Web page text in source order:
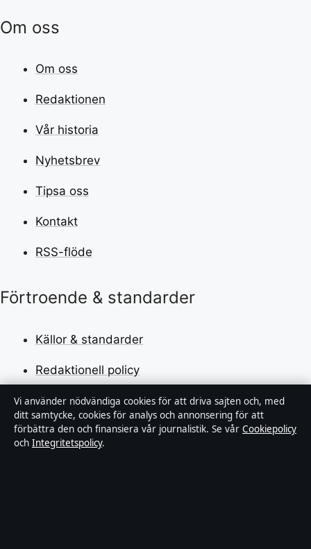
Om oss
Om oss
Redaktionen
Vår historia
Nyhetsbrev
Tipsa oss
Kontakt
RSS-flöde
Förtroende & standarder
Källor & standarder
Redaktionell policy
Rättelsepolicy
Faktagranskningspolicy
Vi använder nödvändiga cookies för att driva sajten och, med
ditt samtycke, cookies för analys och annonsering för att
förbättra den och finansiera vår journalistik. Se vår Cookiepolicy
och Integritetspolicy.